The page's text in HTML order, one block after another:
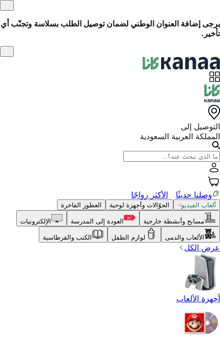
وتجنّب أي
التوصيل إلى
المملكة العربية السعودية
وصلنا حديثًا الأكثر رواجًا
ألعاب الفيديو الجوّالات وأجهزة لوحية العطور الفاخرة
مسابح وأنشطة خارجية العودة إلى المدرسة الإلكترونيات
الألعاب والدمى لوازم الطفل الكتب والقرطاسية
عرض الكل
أجهزة الألعاب